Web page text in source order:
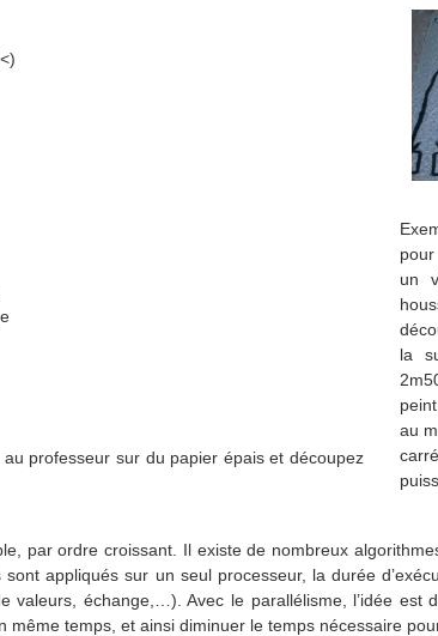
un
la
au
professeur sur du papier épais et découpez
par ordre croissant. Il existe de nombreux
appliqués sur un seul processeur, la durée
échange,…). Avec le parallélisme, l’idée est
temps, et ainsi diminuer le temps nécessaire